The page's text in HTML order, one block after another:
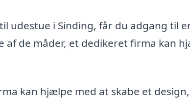
udestue i Sinding, får du adgang til
de måder, et dedikeret firma kan
kan hjælpe med at skabe et